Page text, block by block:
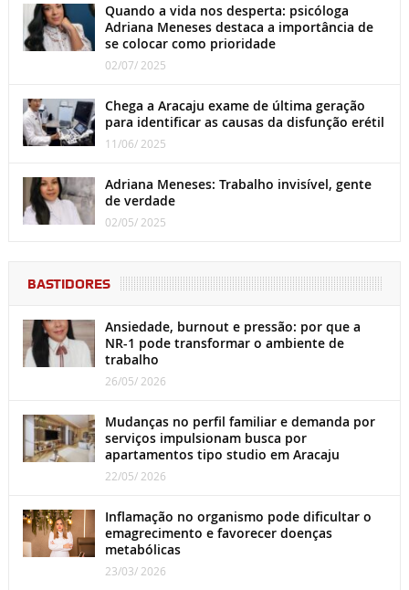
Quando a vida nos desperta: psicóloga
Adriana Meneses destaca a importância de
se colocar como prioridade
02/07/ 2025
Chega a Aracaju exame de última geração
para identificar as causas da disfunção erétil
11/06/ 2025
Adriana Meneses: Trabalho invisível, gente
de verdade
02/05/ 2025
BASTIDORES
Ansiedade, burnout e pressão: por que a
NR-1 pode transformar o ambiente de
trabalho
26/05/ 2026
Mudanças no perfil familiar e demanda por
serviços impulsionam busca por
apartamentos tipo studio em Aracaju
22/05/ 2026
Inflamação no organismo pode dificultar o
emagrecimento e favorecer doenças
metabólicas
23/03/ 2026